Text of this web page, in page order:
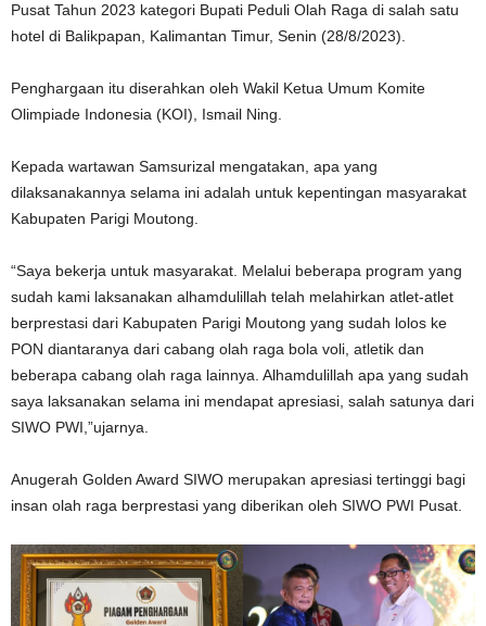
Pusat Tahun 2023 kategori Bupati Peduli Olah Raga di salah satu
hotel di Balikpapan, Kalimantan Timur, Senin (28/8/2023).
Penghargaan itu diserahkan oleh Wakil Ketua Umum Komite
Olimpiade Indonesia (KOI), Ismail Ning.
Kepada wartawan Samsurizal mengatakan, apa yang
dilaksanakannya selama ini adalah untuk kepentingan masyarakat
Kabupaten Parigi Moutong.
“Saya bekerja untuk masyarakat. Melalui beberapa program yang
sudah kami laksanakan alhamdulillah telah melahirkan atlet-atlet
berprestasi dari Kabupaten Parigi Moutong yang sudah lolos ke
PON diantaranya dari cabang olah raga bola voli, atletik dan
beberapa cabang olah raga lainnya. Alhamdulillah apa yang sudah
saya laksanakan selama ini mendapat apresiasi, salah satunya dari
SIWO PWI,”ujarnya.
Anugerah Golden Award SIWO merupakan apresiasi tertinggi bagi
insan olah raga berprestasi yang diberikan oleh SIWO PWI Pusat.